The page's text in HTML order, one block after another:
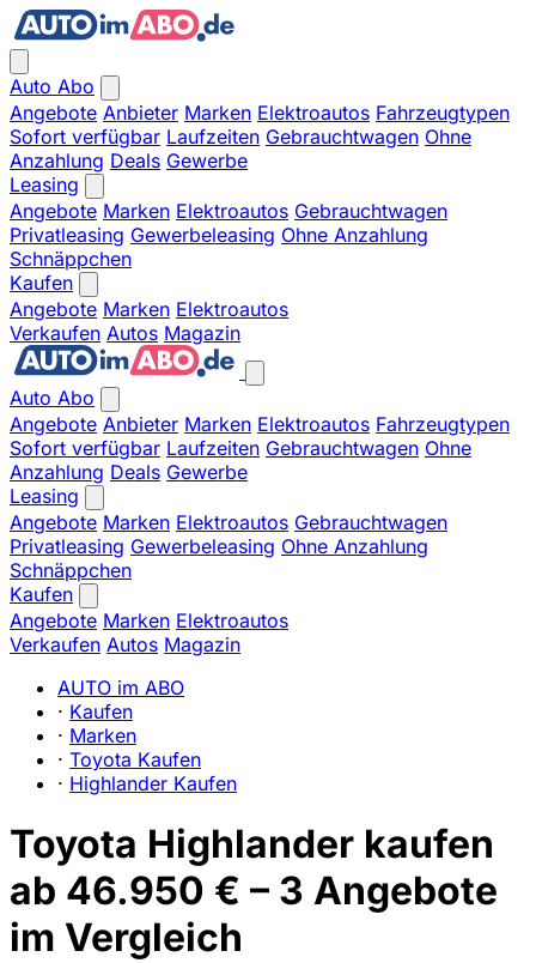
Auto Abo
Angebote Anbieter Marken Elektroautos Fahrzeugtypen
Sofort verfügbar Laufzeiten Gebrauchtwagen Ohne
Anzahlung Deals Gewerbe
Leasing
Angebote Marken Elektroautos Gebrauchtwagen
Privatleasing Gewerbeleasing Ohne Anzahlung
Schnäppchen
Kaufen
Angebote Marken Elektroautos
Verkaufen Autos Magazin
Auto Abo
Angebote Anbieter Marken Elektroautos Fahrzeugtypen
Sofort verfügbar Laufzeiten Gebrauchtwagen Ohne
Anzahlung Deals Gewerbe
Leasing
Angebote Marken Elektroautos Gebrauchtwagen
Privatleasing Gewerbeleasing Ohne Anzahlung
Schnäppchen
Kaufen
Angebote Marken Elektroautos
Verkaufen Autos Magazin
AUTO im ABO
· Kaufen
· Marken
· Toyota Kaufen
· Highlander Kaufen
Toyota Highlander kaufen
ab 46.950 € – 3 Angebote
im Vergleich